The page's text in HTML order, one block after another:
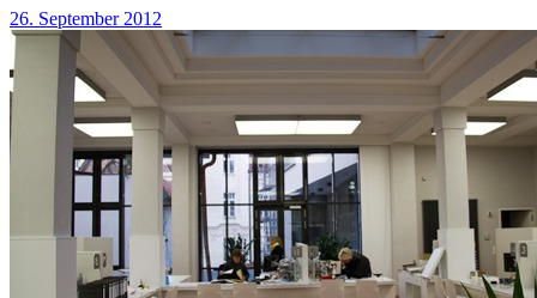
26. September 2012